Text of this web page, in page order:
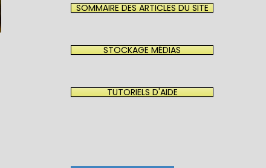
SOMMAIRE DES ARTICLES DU SITE
STOCKAGE MÉDIAS
TUTORIELS D'AIDE